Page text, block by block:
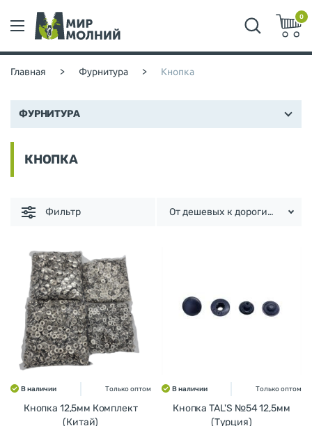
0
Главная > Фурнитура > Кнопка
ФУРНИТУРА
КНОПКА
Фильтр От дешевых к дорогим
В наличии Только оптом
Кнопка 12,5мм Комплект
(Китай)
В наличии Только оптом
Кнопка TAL'S №54 12,5мм
(Турция)